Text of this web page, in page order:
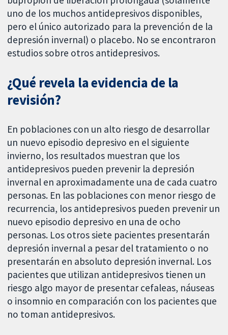
uno de los muchos antidepresivos disponibles,
pero el único autorizado para la prevención de la
depresión invernal) o placebo. No se encontraron
estudios sobre otros antidepresivos.
¿Qué revela la evidencia de la
revisión?
En poblaciones con un alto riesgo de desarrollar
un nuevo episodio depresivo en el siguiente
invierno, los resultados muestran que los
antidepresivos pueden prevenir la depresión
invernal en aproximadamente una de cada cuatro
personas. En las poblaciones con menor riesgo de
recurrencia, los antidepresivos pueden prevenir un
nuevo episodio depresivo en una de ocho
personas. Los otros siete pacientes presentarán
depresión invernal a pesar del tratamiento o no
presentarán en absoluto depresión invernal. Los
pacientes que utilizan antidepresivos tienen un
riesgo algo mayor de presentar cefaleas, náuseas
o insomnio en comparación con los pacientes que
no toman antidepresivos.